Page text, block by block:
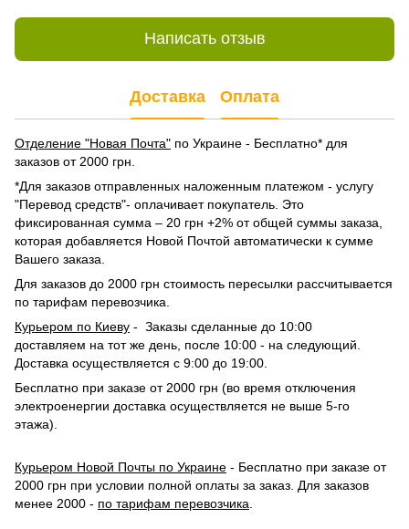
Написать отзыв
Доставка Оплата
Отделение "Новая Почта" по Украине - Бесплатно* для
заказов от 2000 грн.
*Для заказов отправленных наложенным платежом - услугу
"Перевод средств"- оплачивает покупатель. Это
фиксированная сумма – 20 грн +2% от общей суммы заказа,
которая добавляется Новой Почтой автоматически к сумме
Вашего заказа.
Для заказов до 2000 грн стоимость пересылки рассчитывается
по тарифам перевозчика.
Курьером по Киеву - Заказы сделанные до 10:00
доставляем на тот же день, после 10:00 - на следующий.
Доставка осуществляется с 9:00 до 19:00.
Бесплатно при заказе от 2000 грн (во время отключения
электроенергии доставка осуществляется не выше 5-го
этажа).
Курьером Новой Почты по Украине - Бесплатно при заказе от
2000 грн при условии полной оплаты за заказ. Для заказов
менее 2000 - по тарифам перевозчика